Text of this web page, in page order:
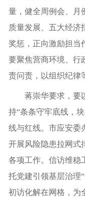
量，健全周例会、月
质量发展、五大经济
奖惩，正向激励担当
要聚焦营商环境、行
责问责，以组织纪律
蒋崇华要求，要
持“条条守牢底线，
线与红线。市应安委
开展风险隐患拉网式
各项工作。信访维稳
托党建引领基层治理
初访化解在网格，为